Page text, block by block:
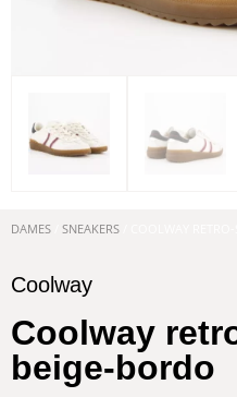
DAMES SNEAKERS
Coolway
Coolway
beige-bordo